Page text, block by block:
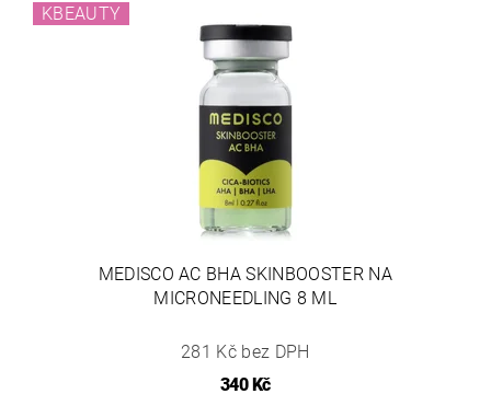
KBEAUTY
MEDISCO AC BHA SKINBOOSTER NA
MICRONEEDLING 8 ML
281 Kč bez DPH
340 Kč